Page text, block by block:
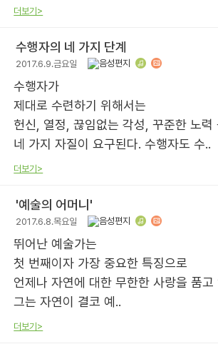
더보기>
수행자의 네 가지 단계
2017.6.9.금요일
수행자가
제대로 수련하기 위해서는
헌신, 열정, 끊임없는 각성, 꾸준한 노력
네 가지 자질이 요구된다. 수행자도 수..
더보기>
'예술의 어머니'
2017.6.8.목요일
뛰어난 예술가는
첫 번째이자 가장 중요한 특징으로
언제나 자연에 대한 무한한 사랑을 품고
그는 자연이 결코 예..
더보기>